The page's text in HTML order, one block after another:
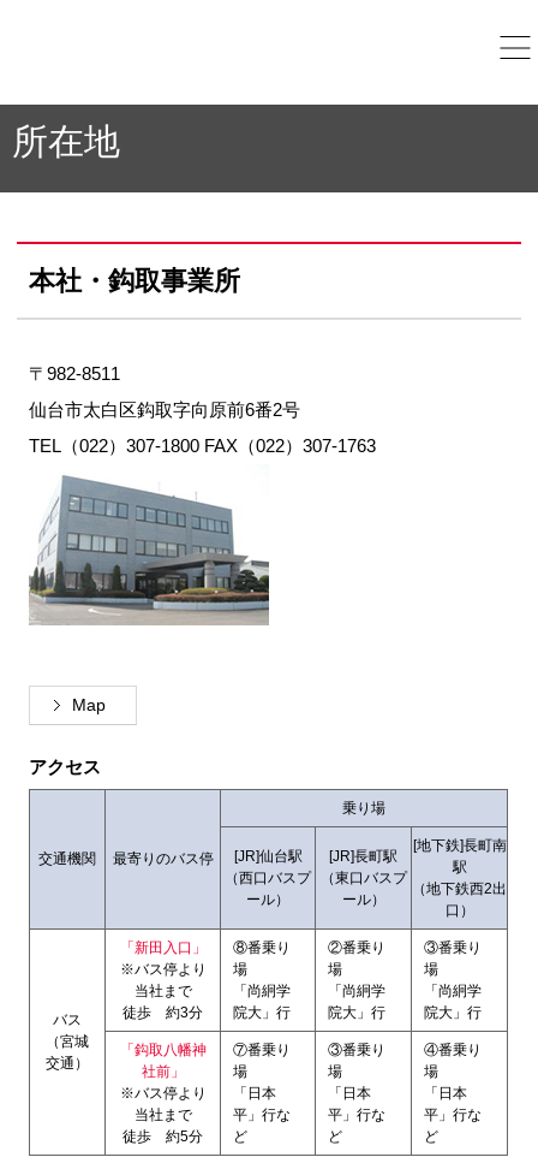
所在地
本社・鈎取事業所
〒982-8511
仙台市太白区鈎取字向原前6番2号
TEL（022）307-1800 FAX（022）307-1763
Map
アクセス
交通機関 最寄りのバス停
乗り場
[JR]仙台駅
（西口バスプ
ール）
[JR]長町駅
（東口バスプ
ール）
[地下鉄]長町南
駅
（地下鉄西2出
口）
バス
（宮城
交通）
「新田入口」
※バス停より
当社まで
徒歩 約3分
⑧番乗り
場
「尚絅学
院大」行
②番乗り
場
「尚絅学
院大」行
③番乗り
場
「尚絅学
院大」行
「鈎取八幡神
社前」
※バス停より
当社まで
徒歩 約5分
⑦番乗り
場
「日本
平」行な
ど
③番乗り
場
「日本
平」行な
ど
④番乗り
場
「日本
平」行な
ど